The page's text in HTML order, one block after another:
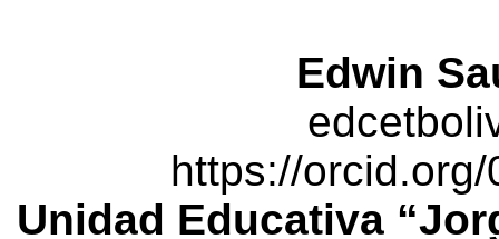
Edwin
https://
Unidad Educativa